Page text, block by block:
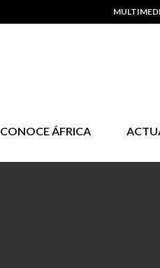
CONOCE ÁFRICA